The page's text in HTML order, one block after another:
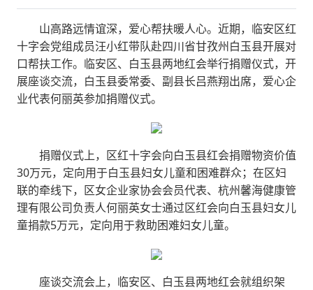
山高路远情谊深，爱心帮扶暖人心。近期，临安区红
十字会党组成员汪小红带队赴四川省甘孜州白玉县开展对
口帮扶工作。临安区、白玉县两地红会举行捐赠仪式，开
展座谈交流，白玉县委常委、副县长吕燕翔出席，爱心企
业代表何丽英参加捐赠仪式。
捐赠仪式上，区红十字会向白玉县红会捐赠物资价值
30万元，定向用于白玉县妇女儿童和困难群众；在区妇
联的牵线下，区女企业家协会会员代表、杭州馨海健康管
理有限公司负责人何丽英女士通过区红会向白玉县妇女儿
童捐款5万元，定向用于救助困难妇女儿童。
座谈交流会上，临安区、白玉县两地红会就组织架